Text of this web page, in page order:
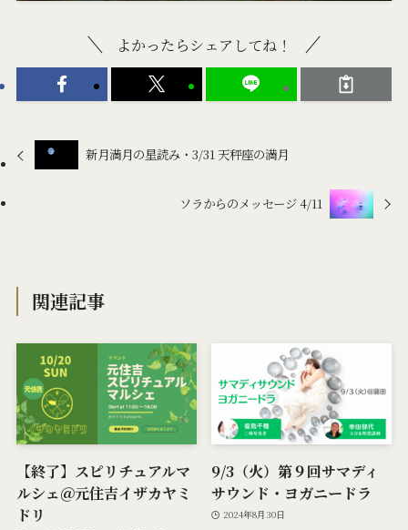
よかったらシェアしてね！
新月満月の星読み・3/31 天秤座の満月
ソラからのメッセージ 4/11
関連記事
【終了】スピリチュアルマ
ルシェ＠元住吉イザカヤミ
ドリ
9/3（火）第９回サマディ
サウンド・ヨガニードラ
2024年8月30日